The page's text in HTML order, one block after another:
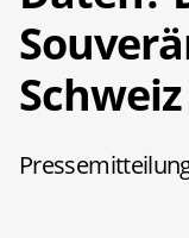
Schweiz